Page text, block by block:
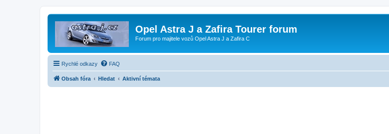
Opel Astra J a Zafira Tourer forum
Forum pro majitele vozů Opel Astra J a Zafira C
Rychlé odkazy FAQ
Obsah fóra Hledat Aktivní témata